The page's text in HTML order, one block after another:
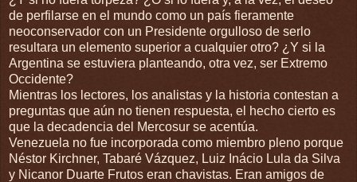
de perfilarse en el mundo como un país fieramente
neoconservador con un Presidente orgulloso de serlo
resultara un elemento superior a cualquier otro? ¿Y si la
Argentina se estuviera planteando, otra vez, ser Extremo
Occidente?
Mientras los lectores, los analistas y la historia contestan a
preguntas que aún no tienen respuesta, el hecho cierto es
que la decadencia del Mercosur se acentúa.
Venezuela no fue incorporada como miembro pleno porque
Néstor Kirchner, Tabaré Vázquez, Luiz Inácio Lula da Silva
y Nicanor Duarte Frutos eran chavistas. Eran amigos de